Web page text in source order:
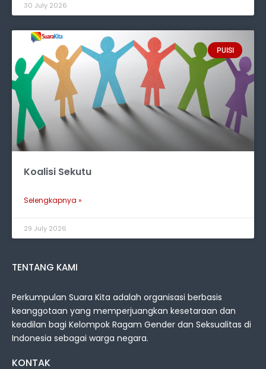
30 July 2026
PUISI
Koalisi Sekutu
Selengkapnya »
29 July 2026
TENTANG KAMI
Perkumpulan Suara Kita adalah organisasi berbasis
keanggotaan yang memperjuangkan kesetaraan dan
keadilan bagi Kelompok Ragam Gender dan Seksualitas di
Indonesia sebagai warga negara.
KONTAK